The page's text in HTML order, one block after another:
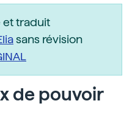
et traduit
sans révision
de pouvoir